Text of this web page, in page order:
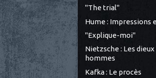
"The trial"
Hume : Impressions
"Explique-moi"
Nietzsche : Les
hommes
Kafka : Le procès